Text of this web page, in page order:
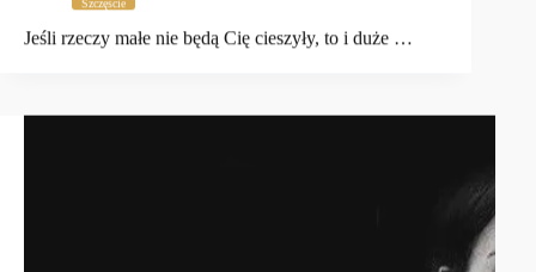
Jeśli rzeczy małe nie będą Cię cieszyły, to i duże …